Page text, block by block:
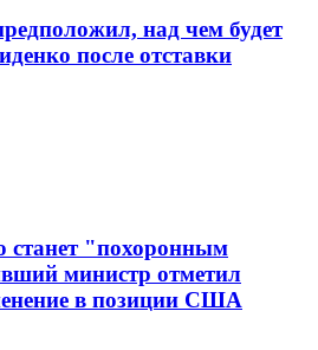
над чем будет
после отставки
станет "похоронным
министр отметил
в позиции США